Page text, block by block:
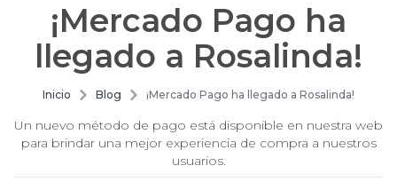
¡Mercado Pago ha
llegado a Rosalinda!
Inicio Blog ¡Mercado Pago ha llegado a Rosalinda!
Un nuevo método de pago está disponible en nuestra web
para brindar una mejor experiencia de compra a nuestros
usuarios.